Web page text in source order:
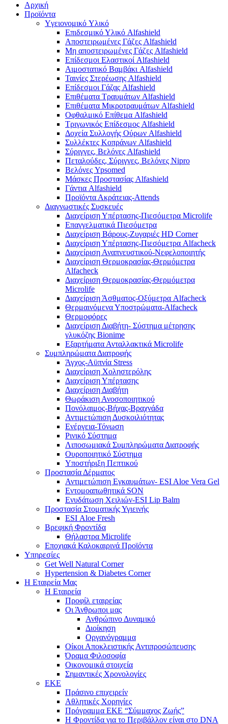
Αρχική
Προϊόντα
Yγειονομικό Yλικό
Επιδεσμικό Υλικό Alfashield
Αποστειρωμένες Γάζες Alfashield
Μη αποστειρωμένες Γάζες Alfashield
Επίδεσμοι Ελαστικοί Alfashield
Αιμοστατικό Βαμβάκι Alfashield
Ταινίες Στερέωσης Alfashield
Επίδεσμοι Γάζας Alfashield
Επιθέματα Τραυμάτων Alfashield
Επιθέματα Μικροτραυμάτων Alfashield
Οφθαλμικό Eπίθεμα Alfashield
Τριγωνικός Επίδεσμος Alfashield
Δοχεία Συλλογής Ούρων Alfashield
Συλλέκτες Κοπράνων Alfashield
Σύριγγες, Βελόνες Alfashield
Πεταλούδες, Σύριγγες, Βελόνες Nipro
Βελόνες Ypsomed
Μάσκες Προστασίας Alfashield
Γάντια Alfashield
Προϊόντα Ακράτειας-Attends
Διαγνωστικές Συσκευές
Διαχείριση Υπέρτασης-Πιεσόμετρα Microlife
Επαγγελματικά Πιεσόμετρα
Διαχείριση Βάρους-Ζυγαριές HD Corner
Διαχείριση Υπέρτασης-Πιεσόμετρα Alfacheck
Διαχείριση Αναπνευστικού-Νεφελοποιητής
Διαχείριση Θερμοκρασίας-Θερμόμετρα
Alfacheck
Διαχείριση Θερμοκρασίας-Θερμόμετρα
Microlife
Διαχείριση Άσθματος-Οξύμετρα Alfacheck
Θερμαινόμενα Υποστρώματα-Alfacheck
Θερμοφόρες
Διαχείριση Διαβήτη- Σύστημα μέτρησης
γλυκόζης Bionime
Εξαρτήματα Ανταλλακτικά Microlife
Συμπληρώματα Διατροφής
Άγχος-Αϋπνία Stress
Διαχείριση Χοληστερόλης
Διαχείριση Υπέρτασης
Διαχείριση Διαβήτη
Θωράκιση Ανοσοποιητικού
Πονόλαιμος-Βήχας-Βραχνάδα
Αντιμετώπιση Δυσκοιλιότητας
Eνέργεια-Τόνωση
Ρινικό Σύστημα
Λιποσωμιακά Συμπληρώματα Διατροφής
Ουροποιητικό Σύστημα
Υποστήριξη Πεπτικού
Προστασία Δέρματος
Αντιμετώπιση Εγκαυμάτων- ESI Aloe Vera Gel
Εντομοαπωθητικά SON
Ενυδάτωση Χειλιών-ESI Lip Balm
Προστασία Στοματικής Υγιεινής
ESI Αloe Fresh
Βρεφική Φροντίδα
Θήλαστρα Microlife
Εποχιακά Καλοκαιρινά Προϊόντα
Υπηρεσίες
Get Well Natural Corner
Hypertension & Diabetes Corner
Η Εταιρεία Μας
Η Εταιρεία
Προφίλ εταιρείας
Οι Άνθρωποι μας
Ανθρώπινο Δυναμικό
Διοίκηση
Οργανόγραμμα
Οίκοι Αποκλειστικής Αντιπροσώπευσης
Όραμα Φιλοσοφία
Οικονομικά στοιχεία
Σημαντικές Χρονολογίες
ΕΚΕ
Πράσινο επιχειρείν
Αθλητικές Χορηγίες
Πρόγραμμα ΕΚΕ “Σύμμαχος Ζωής”
Η Φροντίδα για το Περιβάλλον είναι στο DNA